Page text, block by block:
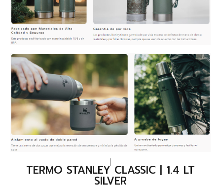
TERMO STANLEY CLASSIC | 1.4 LT
SILVER